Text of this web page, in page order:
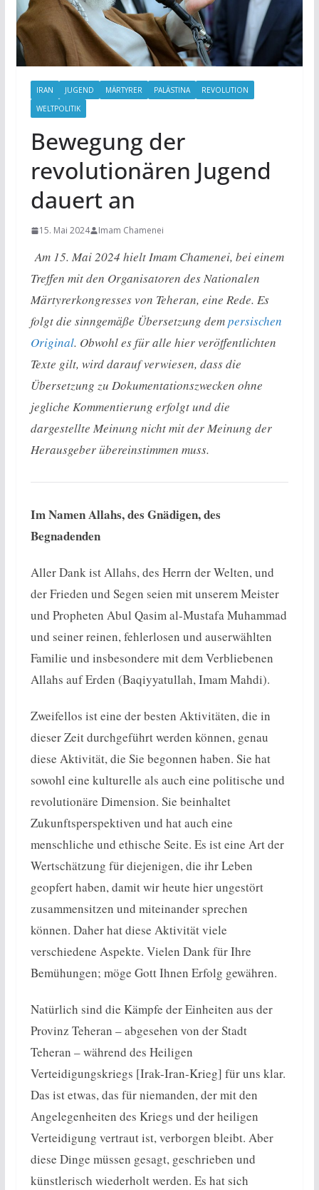
IRAN JUGEND MÄRTYRER PALÄSTINA
REVOLUTION
WELTPOLITIK
Bewegung der
revolutionären Jugend
dauert an
15. Mai 2024 Imam Chamenei
Am 15. Mai 2024 hielt Imam Chamenei, bei einem
Treffen mit den Organisatoren des Nationalen
Märtyrerkongresses von Teheran, eine Rede. Es
folgt die sinngemäße Übersetzung dempersischen
Original. Obwohl es für alle hier veröffentlichten
Texte gilt, wird darauf verwiesen, dass die
Übersetzung zu Dokumentationszwecken ohne
jegliche Kommentierung erfolgt und die
dargestellte Meinung nicht mit der Meinung der
Herausgeber übereinstimmen muss.
Im Namen Allahs, des Gnädigen, des
Begnadenden
Aller Dank ist Allahs, des Herrn der Welten, und
der Frieden und Segen seien mit unserem Meister
und Propheten Abul Qasim al-Mustafa Muhammad
und seiner reinen, fehlerlosen und auserwählten
Familie und insbesondere mit dem Verbliebenen
Allahs auf Erden (Baqiyyatullah, Imam Mahdi).
Zweifellos ist eine der besten Aktivitäten, die in
dieser Zeit durchgeführt werden können, genau
diese Aktivität, die Sie begonnen haben. Sie hat
sowohl eine kulturelle als auch eine politische und
revolutionäre Dimension. Sie beinhaltet
Zukunftsperspektiven und hat auch eine
menschliche und ethische Seite. Es ist eine Art der
Wertschätzung für diejenigen, die ihr Leben
geopfert haben, damit wir heute hier ungestört
zusammensitzen und miteinander sprechen
können. Daher hat diese Aktivität viele
verschiedene Aspekte. Vielen Dank für Ihre
Bemühungen; möge Gott Ihnen Erfolg gewähren.
Natürlich sind die Kämpfe der Einheiten aus der
Provinz Teheran – abgesehen von der Stadt
Teheran – während des Heiligen
Verteidigungskriegs [Irak-Iran-Krieg] für uns klar.
Das ist etwas, das für niemanden, der mit den
Angelegenheiten des Kriegs und der heiligen
Verteidigung vertraut ist, verborgen bleibt. Aber
diese Dinge müssen gesagt, geschrieben und
künstlerisch wiederholt werden. Es hat sich